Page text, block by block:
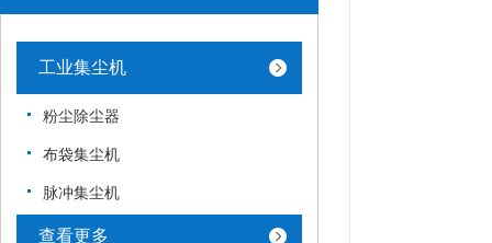
工业集尘机
粉尘除尘器
布袋集尘机
脉冲集尘机
查看更多